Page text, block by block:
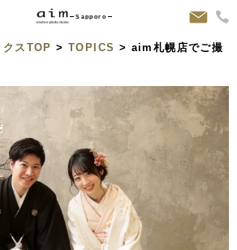
Sapporo
クスTOP >TOPICS > aim札幌店でご撮